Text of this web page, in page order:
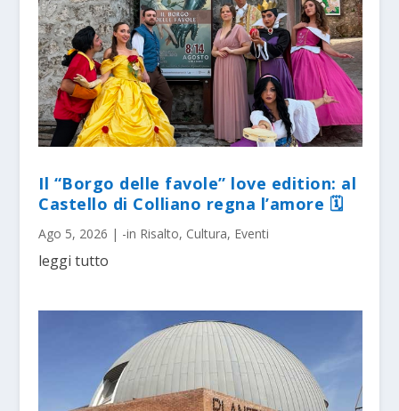
Il “Borgo delle favole” love edition: al
Castello di Colliano regna l’amore 🗓
Ago 5, 2026 | -in Risalto, Cultura, Eventi
leggi tutto